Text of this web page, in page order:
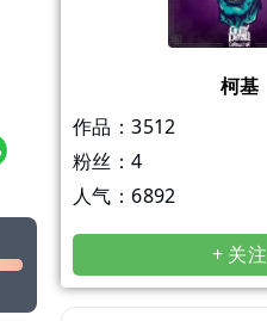
柯基
作品：3512
粉丝：4
人气： 6892
+ 关注